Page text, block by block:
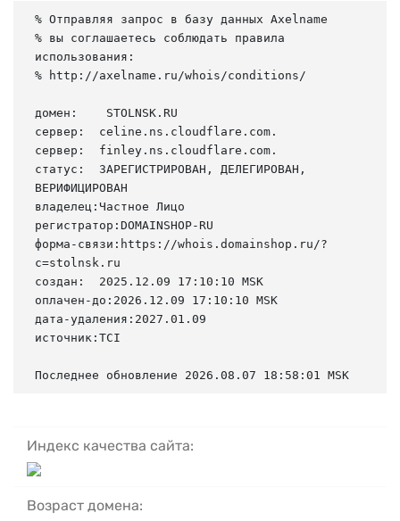
% Отправляя запрос в базу данных Axelname
% вы соглашаетесь соблюдать правила
использования:
% http://axelname.ru/whois/conditions/
домен:    STOLNSK.RU
сервер:  celine.ns.cloudflare.com.
сервер:  finley.ns.cloudflare.com.
статус:  ЗАРЕГИСТРИРОВАН, ДЕЛЕГИРОВАН,
ВЕРИФИЦИРОВАН
владелец:Частное Лицо
регистратор:DOMAINSHOP-RU
форма-связи:https://whois.domainshop.ru/?
c=stolnsk.ru
создан:  2025.12.09 17:10:10 MSK
оплачен-до:2026.12.09 17:10:10 MSK
дата-удаления:2027.01.09
источник:TCI
Последнее обновление 2026.08.07 18:58:01 MSK
Индекс качества сайта:
Возраст домена: